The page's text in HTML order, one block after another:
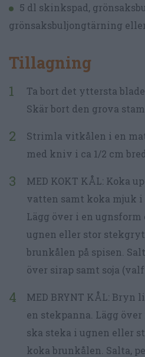
5 dl skinkspad,
grönsaksbuljongtärning
Tillagning
Ta bort det yttersta
Skär bort den grova
Strimla vitkålen i en
med kniv i ca 1/2 cm
MED KOKT KÅL: Koka
vatten samt koka mjuk i
Lägg över i en ugnsform
ugnen eller stor
brunkålen på spisen.
över sirap samt soja
MED BRYNT KÅL: Bryn
en stekpanna. Lägg
ska steka i ugnen eller
koka brunkålen. Salta,